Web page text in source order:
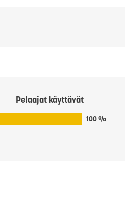
Pelaajat käyttävät
100 %